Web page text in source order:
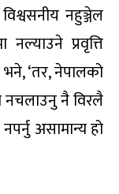
विश्वसनीय नहुञ्जेल
प्रवृत्ति
‘तर, नेपालको
नचलाउनु नै विरलै
असामान्य हो